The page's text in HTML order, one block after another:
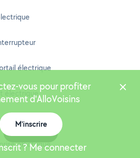
électrique
électrique
électrique
électrique
vous pour profiter
d'AlloVoisins
M'inscrire
? Me connecter